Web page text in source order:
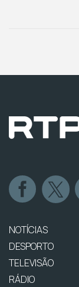
NOTÍCIAS
DESPORTO
TELEVISÃO
RÁDIO